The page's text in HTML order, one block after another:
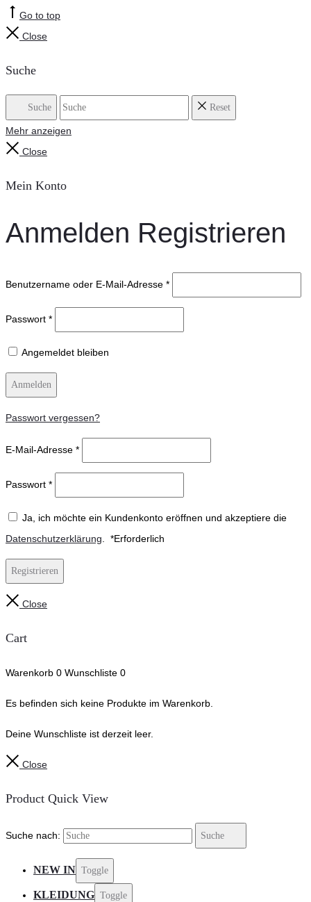
Go to top
Close
Suche
Suche Reset
Mehr anzeigen
Close
Mein Konto
Anmelden Registrieren
Benutzername oder E-Mail-Adresse *
Passwort *
Angemeldet bleiben
Anmelden
Passwort vergessen?
E-Mail-Adresse *
Passwort *
Ja, ich möchte ein Kundenkonto eröffnen und akzeptiere die
Datenschutzerklärung. *Erforderlich
Registrieren
Close
Cart
Warenkorb 0 Wunschliste 0
Es befinden sich keine Produkte im Warenkorb.
Deine Wunschliste ist derzeit leer.
Close
Product Quick View
Suche nach: Suche
NEW IN Toggle
KLEIDUNG Toggle